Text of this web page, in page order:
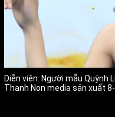
Diễn viên: Người mẫu Quỳnh
Thanh Non media sản xuất